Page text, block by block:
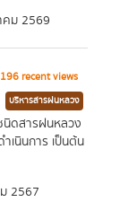
ม 2569
196 recent views
บริหารสารฝนหลวง
นิดสารฝนหลวง
เนินการ เป็นต้น
2567